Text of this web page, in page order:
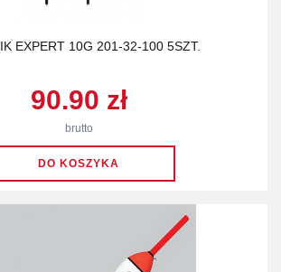
EXPERT 10G 201-32-100 5SZT.
90.90 zł
brutto